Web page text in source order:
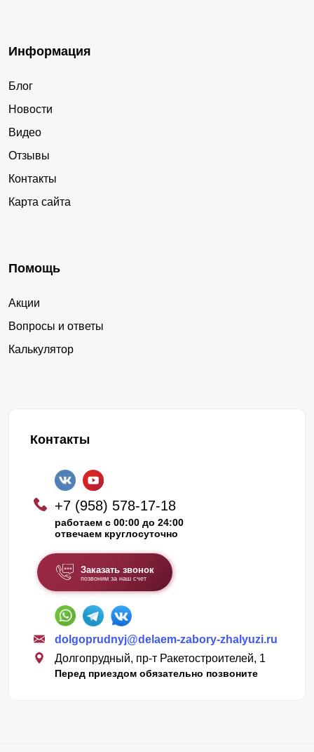
Информация
Блог
Новости
Видео
Отзывы
Контакты
Карта сайта
Помощь
Акции
Вопросы и ответы
Калькулятор
Контакты
+7 (958) 578-17-18
работаем с 00:00 до 24:00
отвечаем круглосуточно
Заказать звонок
позвоним за наш счет
dolgoprudnyj@delaem-zabory-zhalyuzi.ru
Долгопрудный, пр-т Ракетостроителей, 1
Перед приездом обязательно позвоните